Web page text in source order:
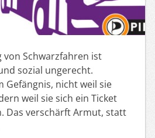
Schwarzfahren ist
sozial ungerecht.
Gefängnis, nicht weil sie
weil sie sich ein Ticket
Das verschärft Armut, statt